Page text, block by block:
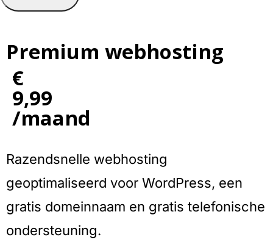
Premium webhosting
€
9,99
/maand
Razendsnelle webhosting
geoptimaliseerd voor WordPress, een
gratis domeinnaam en gratis telefonische
ondersteuning.